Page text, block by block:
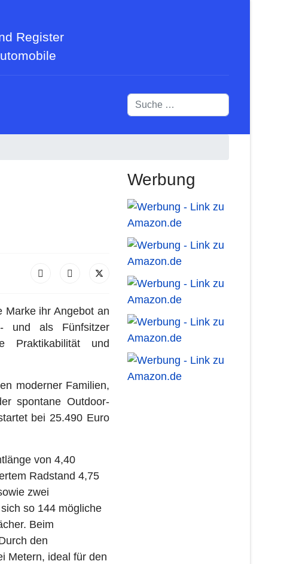
Register
Suchen
Marke ihr Angebot an
und als Fünfsitzer
Praktikabilität und
moderner Familien,
spontane Outdoor-
bei 25.490 Euro
von 4,40
Radstand 4,75
zwei
so 144 mögliche
Beim
den
Metern, ideal für den
Werbung